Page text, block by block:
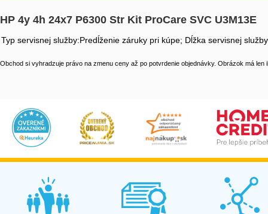
HP 4y 4h 24x7 P6300 Str Kit ProCare SVC U3M13E
Typ servisnej služby:Predĺženie záruky pri kúpe; Dĺžka servisnej
Obchod si vyhradzuje právo na zmenu ceny až po potvrdenie objednávky. Obrázok má len